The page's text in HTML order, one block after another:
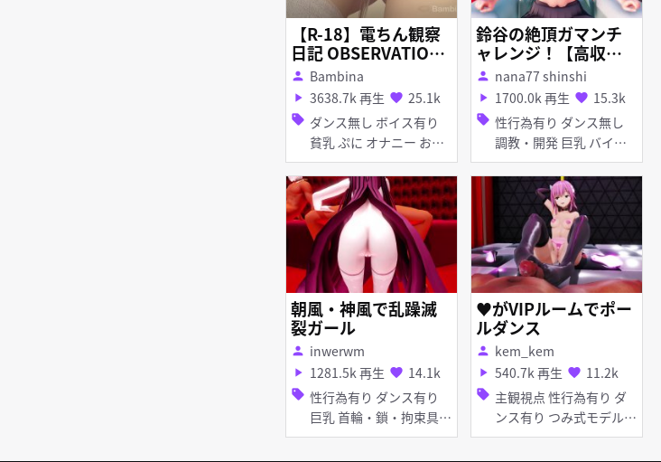
【R-18】電ちん観察
日記 OBSERVATION
DIARY
person Bambina
play_arrow 3638.7k 再生 favorite 25.1k
sell ダンス無し ボイス有り
貧乳 ぷに オナニー お漏
らし・潮吹き くぱぁ
鈴谷の絶頂ガマンチ
ャレンジ！【高収
入】
person nana77 shinshi
play_arrow 1700.0k 再生 favorite 15.3k
sell 性行為有り ダンス無し
調教・開発 巨乳 バイ
ブ・ローター 目隠し ア
ヘ顔 拘束 つみ式モデル
朝風・神風で乱躁滅
裂ガール
person inwerwm
play_arrow 1281.5k 再生 favorite 14.1k
sell 性行為有り ダンス有り
巨乳 首輪・鎖・拘束具
目隠し パイズリ フェラ
乱交 輪姦 ぽんぷ長式モ
♥がVIPルームでポー
ルダンス
person kem_kem
play_arrow 540.7k 再生 favorite 11.2k
sell 主観視点 性行為有り ダ
ンス有り つみ式モデル
淫乱 ピアス・装飾品 足
コキ 手コキ パイズリ 女